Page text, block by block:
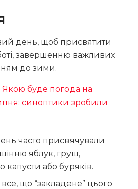
день, щоб присвятити
завершенню важливих
до зими.
Якою буде погода на
синоптики зробили
часто присвячували
яблук, груш,
або буряків.
що “закладене” цього